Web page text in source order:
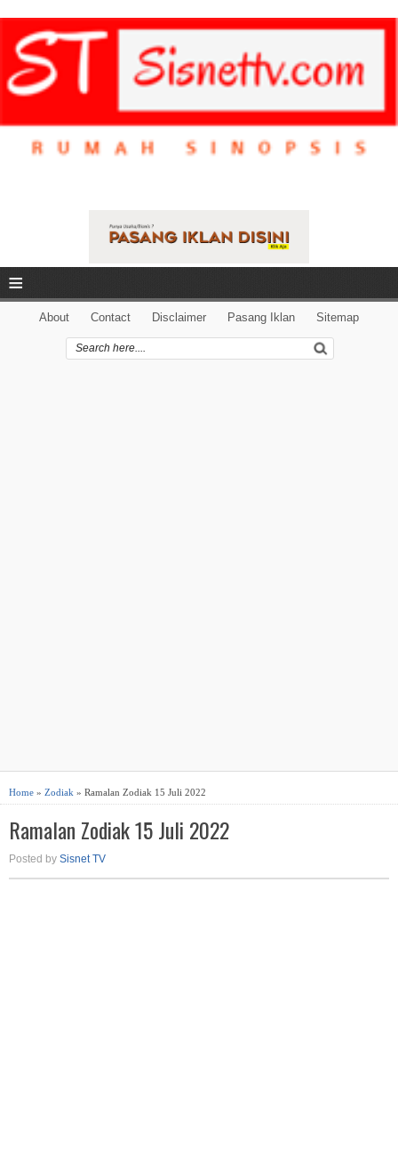
≡
About Contact Disclaimer Pasang Iklan Sitemap
Home » Zodiak » Ramalan Zodiak 15 Juli 2022
Ramalan Zodiak 15 Juli 2022
Posted by Sisnet TV